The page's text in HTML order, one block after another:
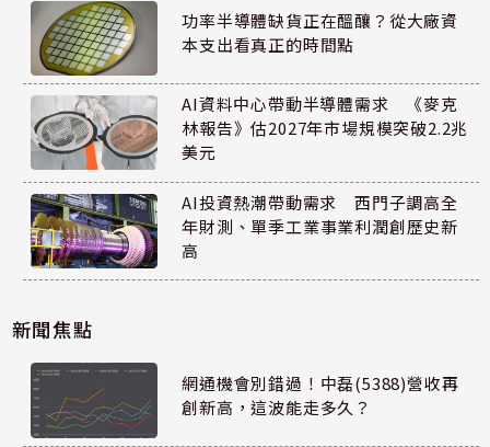
功率半導體缺貨正在醞釀？從大廠資
本支出看真正的時間點
AI資料中心帶動半導體需求 《麥克
林報告》估2027年市場規模突破2.2兆
美元
AI投資熱潮帶動需求 西門子調高全
年財測、單季工業事業利潤創歷史新
高
新聞焦點
網通機會別錯過！中磊(5388)營收再
創新高，這波能走多久？